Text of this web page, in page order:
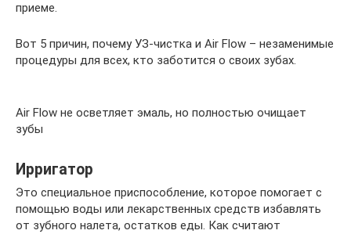
приеме.
Вот 5 причин, почему УЗ-чистка и Air Flow – незаменимые
процедуры для всех, кто заботится о своих зубах.
Air Flow не осветляет эмаль, но полностью очищает
зубы
Ирригатор
Это специальное приспособление, которое помогает с
помощью воды или лекарственных средств избавлять
от зубного налета, остатков еды. Как считают